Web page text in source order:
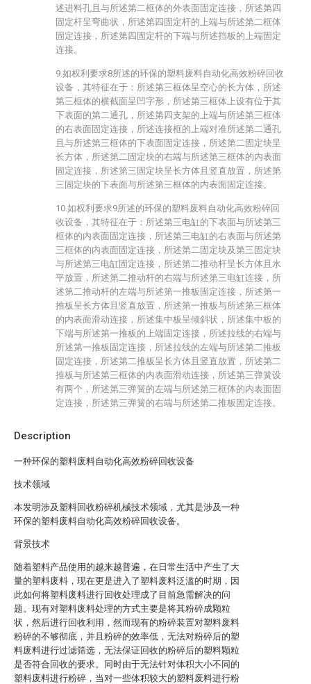
Description
一种环保的塑料废料自动化高效粉碎回收设备
技术领域
本发明涉及塑料回收粉碎机械技术领域，尤其是涉及一种
环保的塑料废料自动化高效粉碎回收设备。
背景技术
随着塑料产品使用的越来越普遍，在日常生活中产生了大
量的塑料废料，现在更是进入了塑料废料泛滥的时期，因
此如何将塑料废料进行回收处理成了目前急需解决的问
题。现有对塑料废料处理的方式主要是将其粉碎成颗粒
状，然后进行回收利用，然而现有的粉碎装置对塑料废料
粉碎的不够彻底，并且粉碎的效率低，无法对粉碎后的塑
料废料进行过滤筛选，无法保证回收的粉碎后的塑料颗粒
是否符合回收的要求。同时由于无法针对体积大小不同的
塑料废料进行粉碎，当对一些体积较大的塑料废料进行粉
述进料孔且与所述第二框体的外表面固定连接，所述第四
固定杆呈弯曲状，所述第四固定杆的上端与所述第二框体
固定连接，所述第四固定杆的下端与所述挡板的上端固定
连接。
9.如权利要求8所述的环保的塑料废料自动化高效粉碎回收
设备，其特征在于：所述第三框体呈空心的长方体，所述
第三框体的横截面呈凹字形，所述第三框体上设有位于其
下表面的第二通孔，所述第四支架的上端与所述第三框体
的右表面固定连接，所述连接框的上端对准所述第二通孔
且与所述第三框体的下表面固定连接，所述第二固定块呈
长方体，所述第二固定块的右端与所述第三框体的内表面
固定连接，所述第三固定块呈长方体且竖直放置，所述第
三固定块的下表面与所述第三框体的内表面固定连接。
10.如权利要求9所述的环保的塑料废料自动化高效粉碎回
收设备，其特征在于：所述第三电缸的下表面与所述第三
框体的内表面固定连接，所述第三电缸的右表面与所述第
三框体的内表面固定连接，所述第二固定块及第三固定块
与所述第三电缸固定连接，所述第二推动杆呈长方体且水
平放置，所述第二推动杆的右端与所述第三电缸连接，所
述第二推动杆的左端与所述第一推板固定连接，所述第一
推板呈长方体且竖直放置，所述第一推板与所述第三框体
的内表面滑动连接，所述集中板呈倾斜状，所述集中板的
下端与所述第一推板的上端固定连接，所述拉线的右端与
所述第一推板固定连接，所述拉线的左端与所述第二推板
固定连接，所述第二推板呈长方体且竖直放置，所述第二
推板与所述第三框体的内表面滑动连接，所述第三弹簧设
有两个，所述第三弹簧的左端与所述第三框体的内表面固
定连接，所述第三弹簧的右端与所述第二推板固定连接。